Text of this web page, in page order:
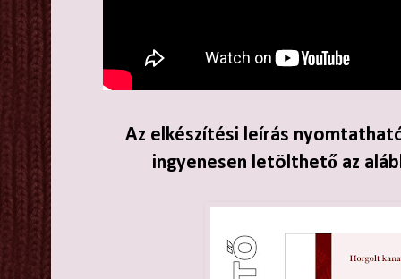
Az elkészítési leírás
ingyenesen letölthető az